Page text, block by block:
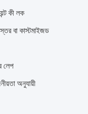
কী লক
বা কাস্টমাইজড
লেপ
অনুযায়ী